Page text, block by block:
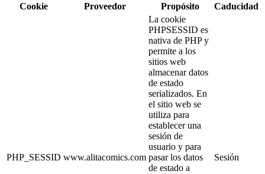
Cookie
Proveedor Propósito Caducidad
PHP_SESSID www.alitacomics.com
La cookie
PHPSESSID es
nativa de PHP y
permite a los
sitios web
almacenar datos
de estado
serializados. En
el sitio web se
utiliza para
establecer una
sesión de
usuario y para
pasar los datos
de estado a
Sesión